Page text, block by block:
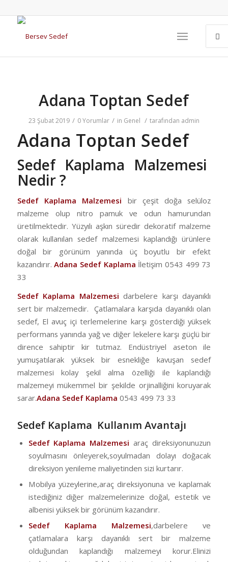
Adana Toptan Sedef
23 Şubat 2019 / 0 Yorumlar / in Genel / tarafından admin
Adana Toptan Sedef
Sedef Kaplama Malzemesi
Nedir ?
Sedef Kaplama Malzemesi bir çeşit doğa selüloz
malzeme olup nitro pamuk ve odun hamurundan
üretilmektedir. Yüzyılı aşkın süredir dekoratif malzeme
olarak kullanılan sedef malzemesi kaplandığı ürünlere
doğal bir görünüm yanında üç boyutlu bir efekt
kazandırır. Adana Sedef Kaplama İletişim 0543 499 73
33
Sedef Kaplama Malzemesi darbelere karşı dayanıklı
sert bir malzemedir. Çatlamalara karşıda dayanıklı olan
sedef, El avuç içi terlemelerine karşı gösterdiği yüksek
performans yanında yağ ve diğer lekelere karşı güçlü bir
dirence sahiptir kir tutmaz. Endüstriyel aseton ile
yumuşatılarak yüksek bir esnekliğe kavuşan sedef
malzemesi kolay şekil alma özelliği ile kaplandığı
malzemeyi mükemmel bir şekilde orjinalliğini koruyarak
sarar.Adana Sedef Kaplama 0543 499 73 33
Sedef Kaplama Kullanım Avantajı
Sedef Kaplama Malzemesi araç direksiyonunuzun
soyulmasını önleyerek,soyulmadan dolayı doğacak
direksiyon yenileme maliyetinden sizi kurtarır.
Mobilya yüzeylerine,araç direksiyonuna ve kaplamak
istediğiniz diğer malzemelerinize doğal, estetik ve
albenisi yüksek bir görünüm kazandırır.
Sedef Kaplama Malzemesi,darbelere ve
çatlamalara karşı dayanıklı sert bir malzeme
olduğundan kaplandığı malzemeyi korur.Elinizi